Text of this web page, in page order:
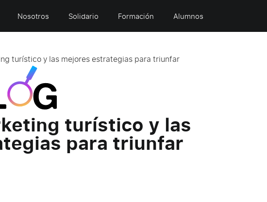
Nosotros Solidario Formación Alumnos
turístico y las mejores estrategias para triunfar
turístico y las
para triunfar